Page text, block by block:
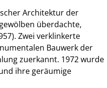
Architektur der
überdachte,
Zwei verklinkerte
Bauwerk der
zuerkannt. 1972 wurde
ihre geräumige